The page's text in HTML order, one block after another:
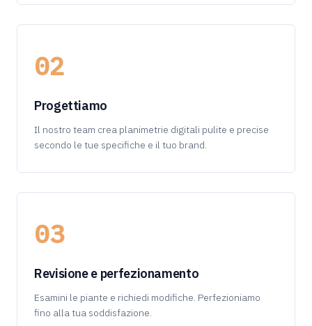
02
Progettiamo
Il nostro team crea planimetrie digitali pulite e precise
secondo le tue specifiche e il tuo brand.
03
Revisione e perfezionamento
Esamini le piante e richiedi modifiche. Perfezioniamo
fino alla tua soddisfazione.